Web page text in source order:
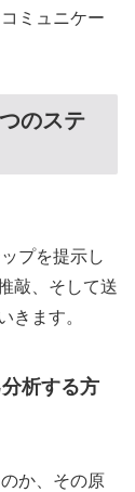
ミュニケー
のステ
プを提示し
敲、そして送
きます。
析する方
か、その原